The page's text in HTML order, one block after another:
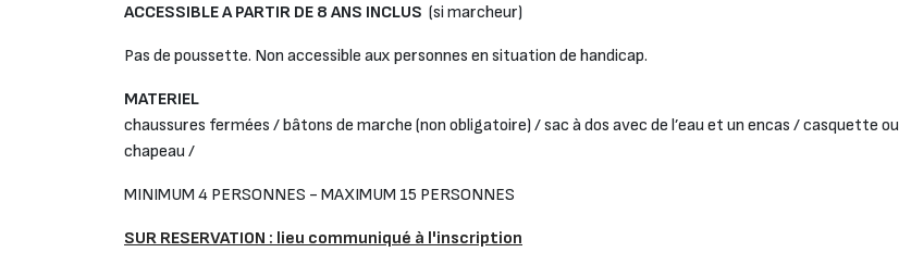
ACCESSIBLE A PARTIR DE 8 ANS INCLUS (si marcheur)
Pas de poussette. Non accessible aux personnes en situation de handicap.
MATERIEL
chaussures fermées / bâtons de marche (non obligatoire) / sac à dos avec de l’eau et un encas / casquette ou
chapeau /
MINIMUM 4 PERSONNES - MAXIMUM 15 PERSONNES
SUR RESERVATION : lieu communiqué à l'inscription